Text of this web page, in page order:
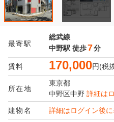
最寄駅
総武線
中野駅 徒歩7分
賃料 170,000円(税
所在地
東京都
中野区中野 詳細は
建物名 詳細はログイン後